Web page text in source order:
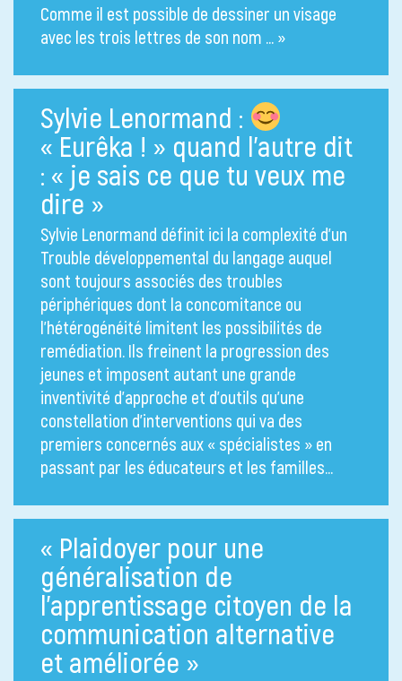
Comme il est possible de dessiner un visage
avec les trois lettres de son nom … »
Sylvie Lenormand :
« Eurêka ! » quand l’autre dit
: « je sais ce que tu veux me
dire »
Sylvie Lenormand définit ici la complexité d’un
Trouble développemental du langage auquel
sont toujours associés des troubles
périphériques dont la concomitance ou
l’hétérogénéité limitent les possibilités de
remédiation. Ils freinent la progression des
jeunes et imposent autant une grande
inventivité d’approche et d’outils qu’une
constellation d’interventions qui va des
premiers concernés aux « spécialistes » en
passant par les éducateurs et les familles…
« Plaidoyer pour une
généralisation de
l’apprentissage citoyen de la
communication alternative
et améliorée »